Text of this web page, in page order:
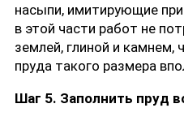
насыпи, имитирующие
в этой части работ не
землей, глиной и камнем,
пруда такого размера
Шаг 5. Заполнить пруд